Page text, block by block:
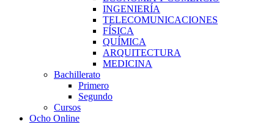
INGENIERÍA
TELECOMUNICACIONES
FÍSICA
QUÍMICA
ARQUITECTURA
MEDICINA
Bachillerato
Primero
Segundo
Cursos
Ocho Online